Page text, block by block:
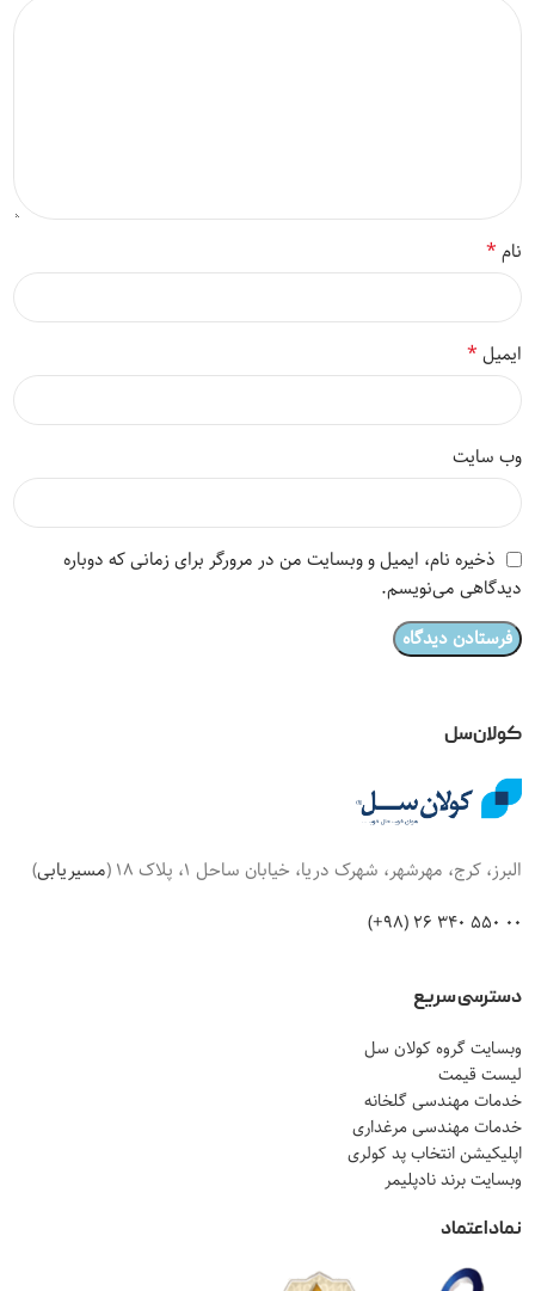
نام*
ایمیل*
وب‌ سایت
ذخیره نام، ایمیل و وبسایت من در مرورگر برای زمانی که دوباره
دیدگاهی می‌نویسم.
کولان‌سل
البرز، کرج، مهرشهر، شهرک دریا، خیابان ساحل 1، پلاک 18 ( مسیریابی)
00 550 340 26 (98+)
دسترسی سریع
وبسایت گروه کولان سل
لیست قیمت
خدمات مهندسی گلخانه
خدمات مهندسی مرغداری
اپلیکیشن انتخاب پد کولری
وبسایت برند نادپلیمر
نماد اعتماد